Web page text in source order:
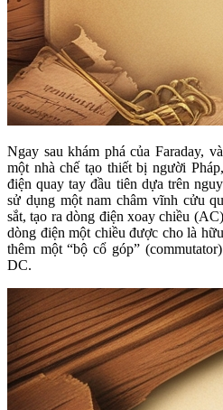
Ngay sau khám phá của Faraday,
một nhà chế tạo thiết bị người
điện quay tay đầu tiên dựa trên
sử dụng một nam châm vĩnh cửu
sắt, tạo ra dòng điện xoay chiều
dòng điện một chiều được cho là
thêm một “bộ cổ góp”
DC.